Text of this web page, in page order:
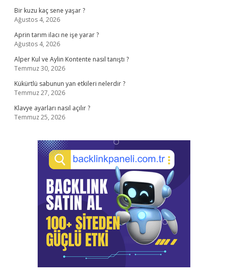
Bir kuzu kaç sene yaşar ?
Ağustos 4, 2026
Aprin tarım ilacı ne işe yarar ?
Ağustos 4, 2026
Alper Kul ve Aylin Kontente nasıl tanıştı ?
Temmuz 30, 2026
Kükürtlü sabunun yan etkileri nelerdir ?
Temmuz 27, 2026
Klavye ayarları nasıl açılır ?
Temmuz 25, 2026